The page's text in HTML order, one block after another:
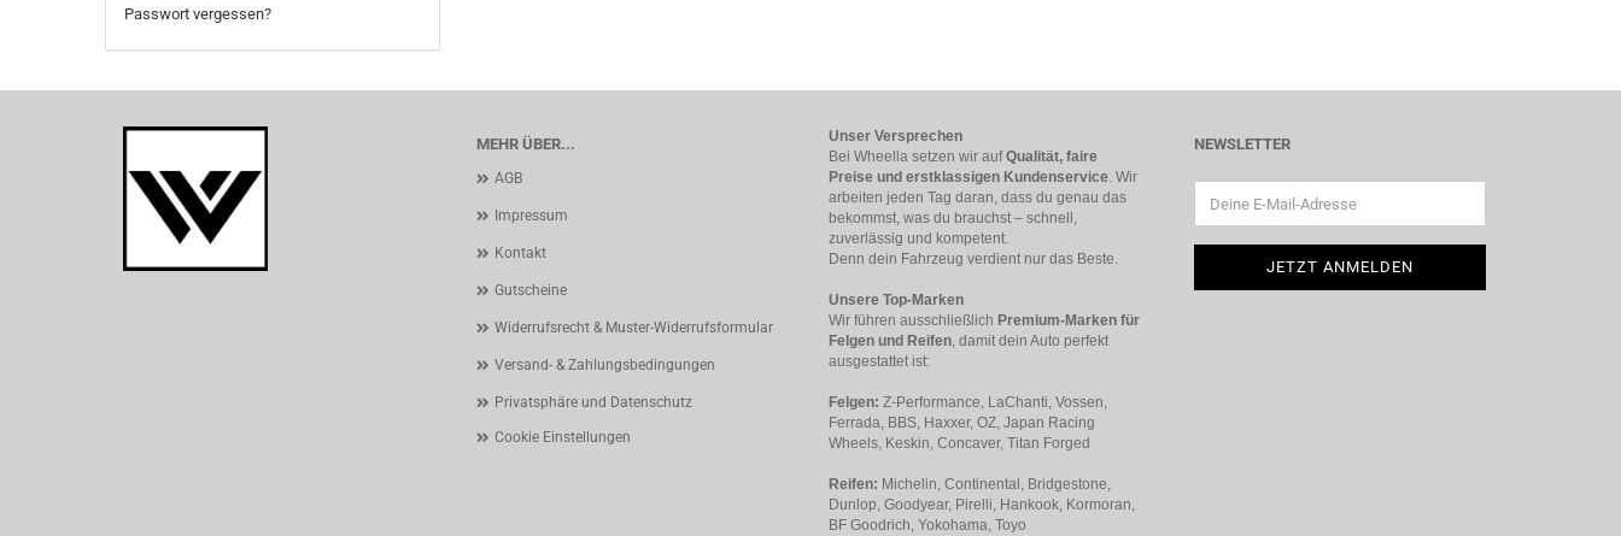
Passwort vergessen?
MEHR ÜBER...
AGB
Impressum
Kontakt
Gutscheine
Widerrufsrecht & Muster-Widerrufsformular
Versand- & Zahlungsbedingungen
Privatsphäre und Datenschutz
Cookie Einstellungen
Unser Versprechen
Bei Wheella setzen wir aufQualität, faire
Preise und erstklassigen Kundenservice. Wir
arbeiten jeden Tag daran, dass du genau das
bekommst, was du brauchst – schnell,
zuverlässig und kompetent.
Denn dein Fahrzeug verdient nur das Beste.
Unsere Top-Marken
Wir führen ausschließlich Premium-Marken für
Felgen und Reifen, damit dein Auto perfekt
ausgestattet ist:
Felgen: Z-Performance, LaChanti, Vossen,
Ferrada, BBS, Haxxer, OZ, Japan Racing
Wheels, Keskin, Concaver, Titan Forged
Reifen: Michelin, Continental, Bridgestone,
Dunlop, Goodyear, Pirelli, Hankook, Kormoran,
BF Goodrich, Yokohama, Toyo
NEWSLETTER